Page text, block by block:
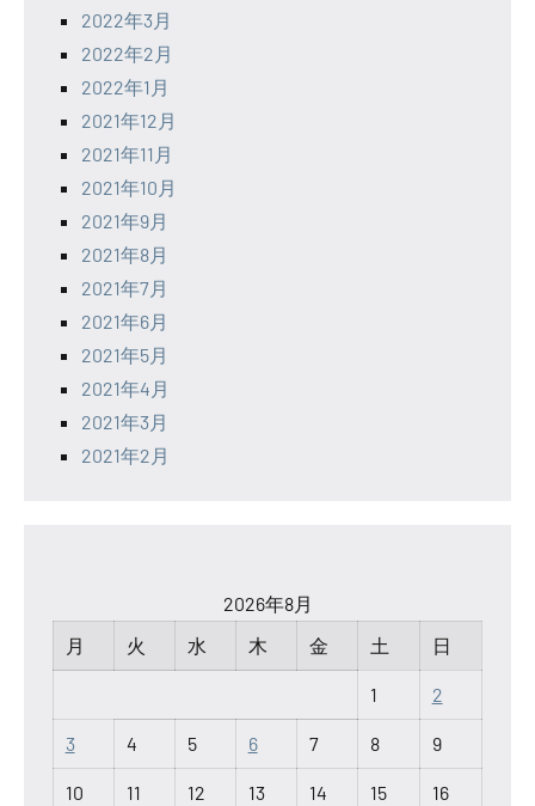
2022年3月
2022年2月
2022年1月
2021年12月
2021年11月
2021年10月
2021年9月
2021年8月
2021年7月
2021年6月
2021年5月
2021年4月
2021年3月
2021年2月
2026年8月
月
火 水 木 金 土 日
1 2
3 4 5 6 7 8 9
10 11 12 13 14 15 16